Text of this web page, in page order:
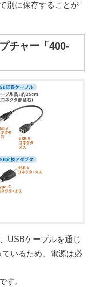
別に保存することが
チャー「400-
USBケーブルを通じ
いるため、電源は必
す。